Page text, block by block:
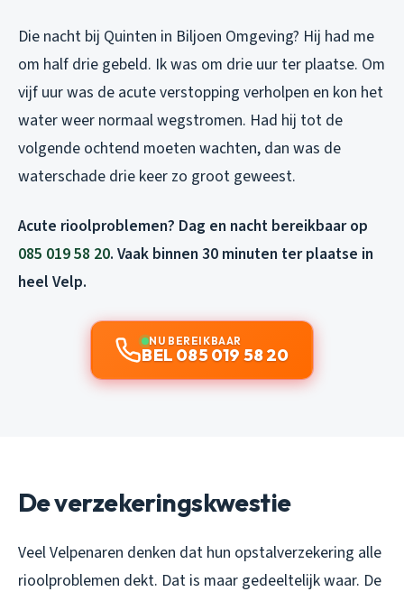
Die nacht bij Quinten in Biljoen Omgeving? Hij had me
om half drie gebeld. Ik was om drie uur ter plaatse. Om
vijf uur was de acute verstopping verholpen en kon het
water weer normaal wegstromen. Had hij tot de
volgende ochtend moeten wachten, dan was de
waterschade drie keer zo groot geweest.
Acute rioolproblemen? Dag en nacht bereikbaar op
085 019 58 20. Vaak binnen 30 minuten ter plaatse in
heel Velp.
NU BEREIKBAAR
BEL 085 019 58 20
De verzekeringskwestie
Veel Velpenaren denken dat hun opstalverzekering alle
rioolproblemen dekt. Dat is maar gedeeltelijk waar. De